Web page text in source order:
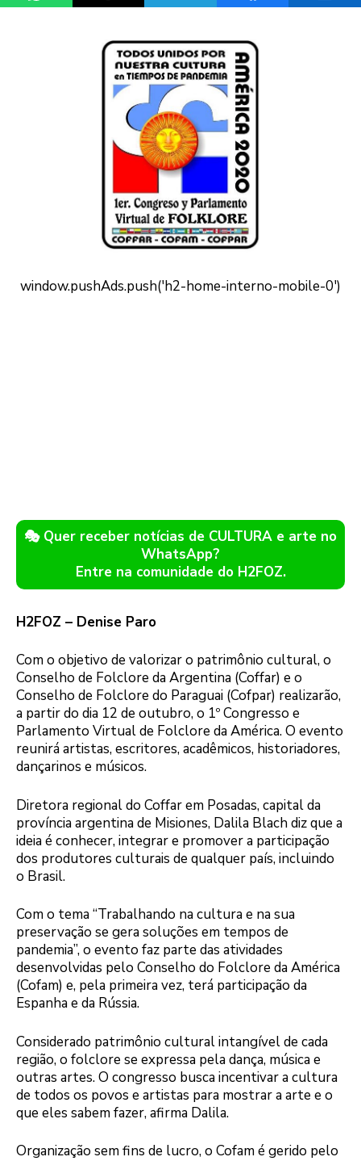
🎭 Quer receber notícias de CULTURA e arte no
WhatsApp?
Entre na comunidade do H2FOZ.
H2FOZ – Denise Paro
Com o objetivo de valorizar o patrimônio cultural, o
Conselho de Folclore da Argentina (Coffar) e o
Conselho de Folclore do Paraguai (Cofpar) realizarão,
a partir do dia 12 de outubro, o 1º Congresso e
Parlamento Virtual de Folclore da América. O evento
reunirá artistas, escritores, acadêmicos, historiadores,
dançarinos e músicos.
Diretora regional do Coffar em Posadas, capital da
província argentina de Misiones, Dalila Blach diz que a
ideia é conhecer, integrar e promover a participação
dos produtores culturais de qualquer país, incluindo
o Brasil.
Com o tema “Trabalhando na cultura e na sua
preservação se gera soluções em tempos de
pandemia”, o evento faz parte das atividades
desenvolvidas pelo Conselho do Folclore da América
(Cofam) e, pela primeira vez, terá participação da
Espanha e da Rússia.
Considerado patrimônio cultural intangível de cada
região, o folclore se expressa pela dança, música e
outras artes. O congresso busca incentivar a cultura
de todos os povos e artistas para mostrar a arte e o
que eles sabem fazer, afirma Dalila.
Organização sem fins de lucro, o Cofam é gerido pelo